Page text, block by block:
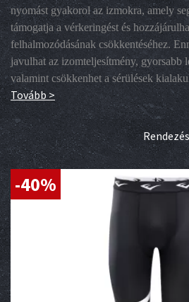
nyomást gyakorol az izmokra, amely
támogatja a vérkeringést és
felhalmozódásának csökkentéséhez.
javulhat az izomteljesítmény, gyorsabb
valamint csökkenhet a sérülések
Tovább >
Rendezés
-40%